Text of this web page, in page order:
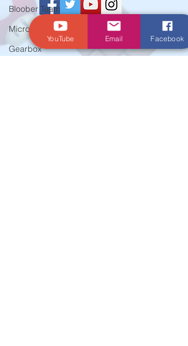
Bloober Team
Microids
Gearbox
© Criado por Andrey Daher Coelho.
YouTube Email Facebook